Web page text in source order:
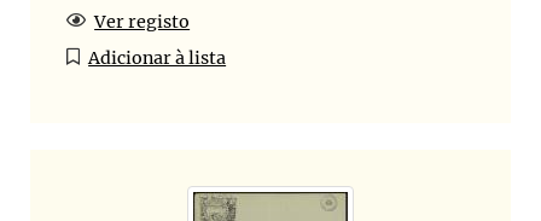
Ver registo
Adicionar à lista